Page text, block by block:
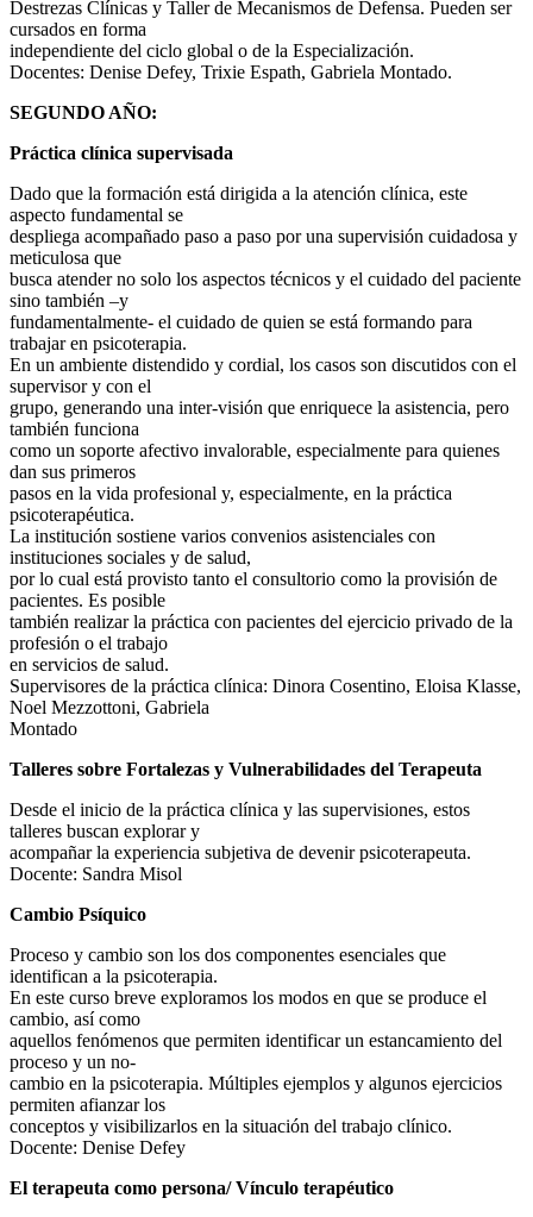
Destrezas Clínicas y Taller de Mecanismos de Defensa. Pueden ser
cursados en forma
independiente del ciclo global o de la Especialización.
Docentes: Denise Defey, Trixie Espath, Gabriela Montado.
SEGUNDO AÑO:
Práctica clínica supervisada
Dado que la formación está dirigida a la atención clínica, este
aspecto fundamental se
despliega acompañado paso a paso por una supervisión cuidadosa y
meticulosa que
busca atender no solo los aspectos técnicos y el cuidado del paciente
sino también –y
fundamentalmente- el cuidado de quien se está formando para
trabajar en psicoterapia.
En un ambiente distendido y cordial, los casos son discutidos con el
supervisor y con el
grupo, generando una inter-visión que enriquece la asistencia, pero
también funciona
como un soporte afectivo invalorable, especialmente para quienes
dan sus primeros
pasos en la vida profesional y, especialmente, en la práctica
psicoterapéutica.
La institución sostiene varios convenios asistenciales con
instituciones sociales y de salud,
por lo cual está provisto tanto el consultorio como la provisión de
pacientes. Es posible
también realizar la práctica con pacientes del ejercicio privado de la
profesión o el trabajo
en servicios de salud.
Supervisores de la práctica clínica: Dinora Cosentino, Eloisa Klasse,
Noel Mezzottoni, Gabriela
Montado
Talleres sobre Fortalezas y Vulnerabilidades del Terapeuta
Desde el inicio de la práctica clínica y las supervisiones, estos
talleres buscan explorar y
acompañar la experiencia subjetiva de devenir psicoterapeuta.
Docente: Sandra Misol
Cambio Psíquico
Proceso y cambio son los dos componentes esenciales que
identifican a la psicoterapia.
En este curso breve exploramos los modos en que se produce el
cambio, así como
aquellos fenómenos que permiten identificar un estancamiento del
proceso y un no-
cambio en la psicoterapia. Múltiples ejemplos y algunos ejercicios
permiten afianzar los
conceptos y visibilizarlos en la situación del trabajo clínico.
Docente: Denise Defey
El terapeuta como persona/ Vínculo terapéutico